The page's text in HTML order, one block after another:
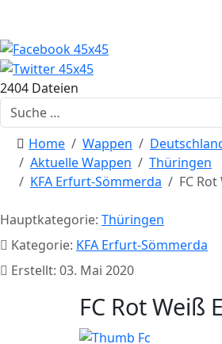
2404 Dateien
Suchen
Home Wappen
Aktuelle Wappen
Thüringen
KFA Erfurt-Sömmerda
FC
Hauptkategorie: Thüringen
Kategorie: KFA Erfurt-Sömmerda
Erstellt: 03. Mai 2020
FC Rot Weiß